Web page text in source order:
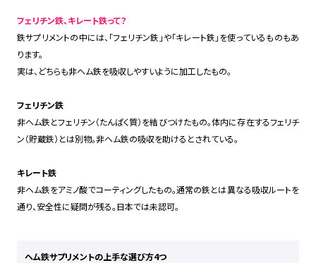
フェリチン鉄、キレート鉄って？
鉄サプリメントの中には、「フェリチン鉄」や「キレート鉄」を使っているものもあ
ります。
実は、どちらも非ヘム鉄を吸収しやすいように加工したもの。
フェリチン鉄
非ヘム鉄とフェリチン（たんぱく質）を結びつけたもの。体内に存在するフェリチ
ン（貯蔵鉄）とは別物。非ヘム鉄の吸収を助けるとされている。
キレート鉄
非ヘム鉄をアミノ酸でコーティングしたもの。通常の鉄とは異なる吸収ルートを
通り、安全性に疑問が残る。日本では未認可。
ヘム鉄サプリメントの上手な選び方4つ